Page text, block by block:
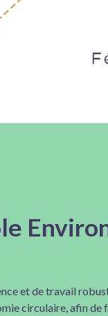
et de travail
circulaire, afin